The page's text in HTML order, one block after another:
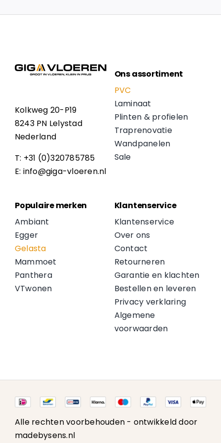
Kolkweg 20-P19
8243 PN Lelystad
Nederland
T: +31 (0)320785785
E: info@giga-vloeren.nl
Ons assortiment
PVC
Laminaat
Plinten & profielen
Traprenovatie
Wandpanelen
Sale
Populaire merken
Ambiant
Egger
Gelasta
Mammoet
Panthera
VTwonen
Klantenservice
Klantenservice
Over ons
Contact
Retourneren
Garantie en klachten
Bestellen en leveren
Privacy verklaring
Algemene
voorwaarden
Alle rechten voorbehouden - ontwikkeld door
madebysens.nl